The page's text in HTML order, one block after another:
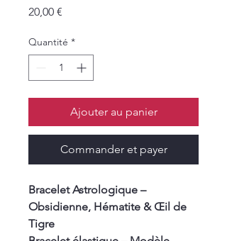
20,00 €
Quantité *
Ajouter au panier
Commander et payer
Bracelet Astrologique –
Obsidienne, Hématite & Œil de
Tigre